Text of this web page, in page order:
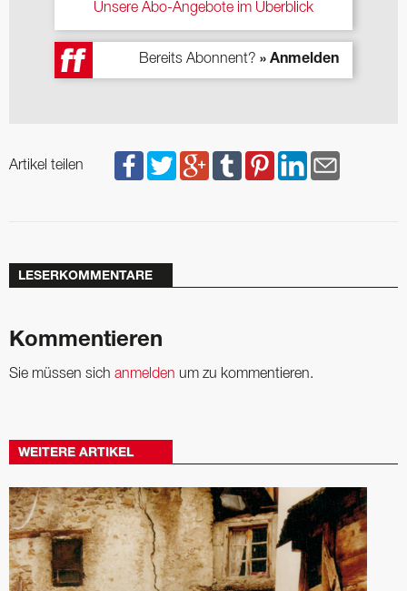
Unsere Abo-Angebote im Überblick
Bereits Abonnent? » Anmelden
Artikel teilen
LESERKOMMENTARE
Kommentieren
Sie müssen sich anmelden um zu kommentieren.
WEITERE ARTIKEL